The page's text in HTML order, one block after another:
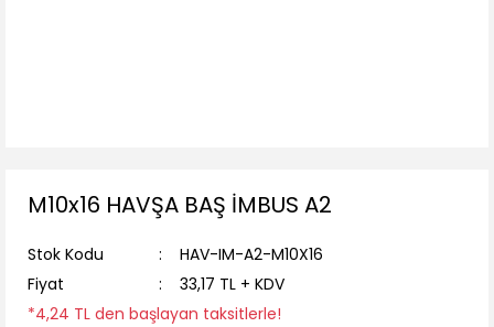
M10x16 HAVŞA BAŞ İMBUS A2
Stok Kodu
HAV-IM-A2-M10X16
Fiyat
33,17 TL + KDV
*4,24 TL den başlayan taksitlerle!